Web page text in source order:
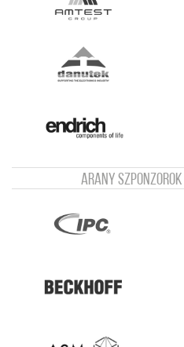
Arany